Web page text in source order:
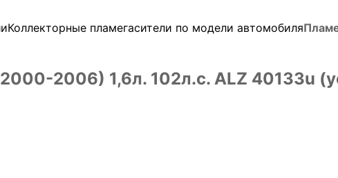
Коллекторные пламегасители по модели автомобиля
2006) 1,6л. 102л.с. ALZ 40133u